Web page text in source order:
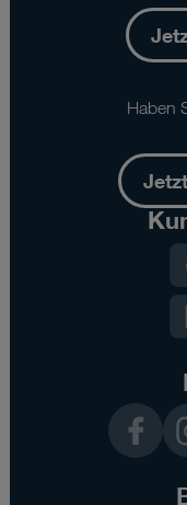
Haben
InstagramTikTok